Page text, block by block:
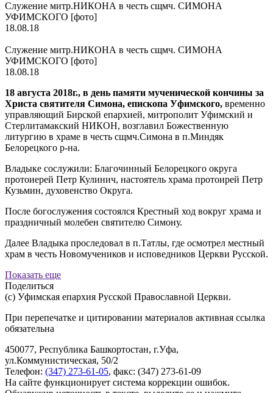
Служение митр.НИКОНА в честь сщмч. СИМОНА
УФИМСКОГО [фото]
18.08.18
Служение митр.НИКОНА в честь сщмч. СИМОНА
УФИМСКОГО [фото]
18.08.18
18 августа 2018г., в день памяти мученической кончины за
Христа святителя Симона, епископа Уфимского, временно
управляющий Бирской епархией, митрополит Уфимский и
Стерлитамакский НИКОН, возглавил Божественную
литургию в храме в честь сщмч.Симона в п.Миндяк
Белорецкого р-на.
Владыке сослужили: Благочинный Белорецкого округа
протоиерей Петр Кулинич, настоятель храма протоирей Петр
Кузьмин, духовенство Округа.
После богослужения состоялся Крестный ход вокруг храма и
праздничный молебен святителю Симону.
Далее Владыка проследовал в п.Татлы, где осмотрел местный
храм в честь Новомучеников и исповедников Церкви Русской.
Показать еще
Поделиться
(с) Уфимская епархия Русской Православной Церкви.
При перепечатке и цитировании материалов активная ссылка
обязательна
450077, Республика Башкортостан, г.Уфа,
ул.Коммунистическая, 50/2
Телефон: (347) 273-61-05, факс: (347) 273-61-09
На сайте функционирует система коррекции ошибок.